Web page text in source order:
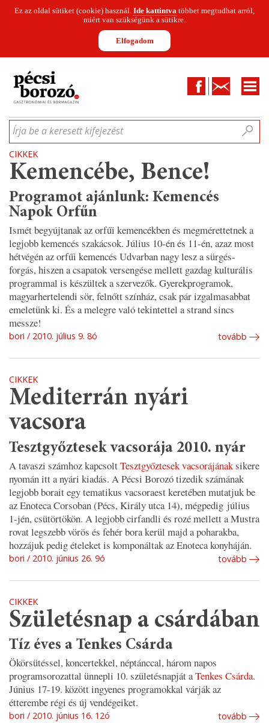
Ez az oldal sütiket (cookie) használ. Ide kattintva többet megtudhat arról,
miért van szükségünk a sütikre.
Elfogadom
FacebookKapcsolat
CIKKEKHÍREKINFOGRAFIKÁKMUNKATÁRSAKWINESOFA
Írja be a keresett kifejezést
CIKKEK
Kemencébe, Bence!
Programot ajánlunk: Kemencés
Napok Orfűn
Ismét begyújtanak az orfűi kemencékben és megmérettetnek a
legjobb kemencés szakácsok. Július 10-én és 11-én, azaz most
hétvégén az orfűi kemencés Udvarban nagy lesz a sürgés-
forgás, hiszen a csapatok versengése mellett gazdag kulturális
programmal is készültek a szervezők. Gyerekprogramok,
magyarhertelendi sör, felnőtt színház, csak pár izgalmasabbat
emeletünk ki. És a melegre való tekintettel a strand sincs
messze!
bori 2010. július 9. 8ó tovább
CIKKEK
Mediterrán nyári
vacsora
Tesztgyőztesek vacsorája 2010. nyár
A tavaszi számhoz kapcsoltTesztgyőztesek vacsorájánaksikere
nyomán itt a nyári kiadás. A Pécsi Borozó tizedik számának
legjobb borait egy tematikus vacsoraest keretében mutatjuk be
az Enoteca Corsoban (Pécs, Király utca 14), mégpedig július
1-jén, csütörtökön. A legjobb cirfandli és rozé mellett a Mustra
rovat legszebb vörös és fehér bora kerül majd a poharakba,
hozzájuk pedig ételeket is komponáltak az Enoteca konyháján.
bori 2010. június 26. 9ó tovább
CIKKEK
Születésnap a csárdában
Tíz éves a Tenkes Csárda
Ökörsütéssel, koncertekkel, néptánccal, három napos
programsorozattal ünnepli 10. születésnapját aTenkes Csárda.
Június 17-19. között ingyenes programokkal várják az
étterembe régi és új vendégeiket.
bori 2010. június 16. 12ó tovább